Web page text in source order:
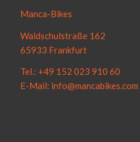
Manca-Bikes
Waldschulstraße 162
65933 Frankfurt
Tel.: +49 152 023 910 60
E-Mail: info@mancabikes.com